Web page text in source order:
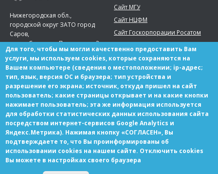
Нижегородская обл.,
городской округ ЗАТО город
Саров,
город Саров, ул. Парковая, д. 2
Телефон:+7 (83130) 99777
sarov.msu@yandex.ru
Сайт МГУ
Сайт НЦФМ
Сайт Госкорпорации Росатом
Партнерам
Вакансии
© Copyright МГУ-Саров 2021 Все права защищены
Для того, чтобы мы могли качественно предоставить Вам
услуги, мы используем cookies, которые сохраняются на
Вашем компьютере (сведения о местоположении; ip-адрес;
тип, язык, версия ОС и браузера; тип устройства и
разрешение его экрана; источник, откуда пришел на сайт
пользователь; какие страницы открывает и на какие кнопки
нажимает пользователь; эта же информация используется
для обработки статистических данных использования сайта
посредством интернет-сервисов Google Analytics и
Яндекс.Метрика). Нажимая кнопку «СОГЛАСЕН», Вы
подтверждаете то, что Вы проинформированы об
использовании cookies на нашем сайте. Отключить cookies
Вы можете в настройках своего браузера